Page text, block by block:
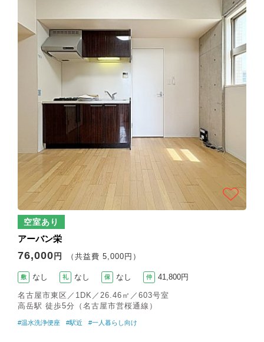
空室あり
アーバン栄
76,000 円 （共益費 5,000円）
敷 なし 礼 なし 保 なし 仲 41,800円
名古屋市東区／1DK／26.46㎡／603号室
高岳駅 徒歩5分（名古屋市営桜通線）
#温水洗浄便座 #駅近 #一人暮らし向け